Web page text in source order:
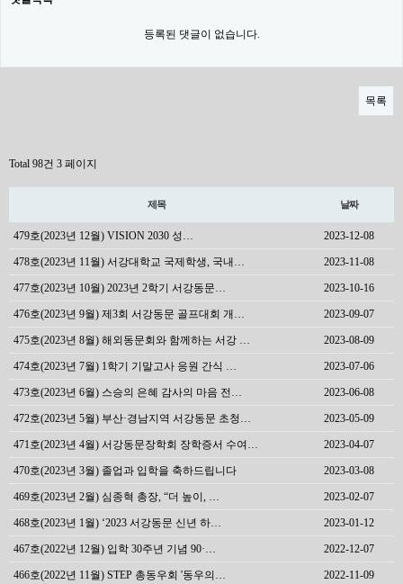
등록된 댓글이 없습니다.
목록
Total 98건 3 페이지
제목 날짜
479호(2023년 12월) VISION 2030 성… 2023-12-08
478호(2023년 11월) 서강대학교 국제학생, 국내… 2023-11-08
477호(2023년 10월) 2023년 2학기 서강동문… 2023-10-16
476호(2023년 9월) 제3회 서강동문 골프대회 개… 2023-09-07
475호(2023년 8월) 해외동문회와 함께하는 서강 … 2023-08-09
474호(2023년 7월) 1학기 기말고사 응원 간식 … 2023-07-06
473호(2023년 6월) 스승의 은혜 감사의 마음 전… 2023-06-08
472호(2023년 5월) 부산·경남지역 서강동문 초청… 2023-05-09
471호(2023년 4월) 서강동문장학회 장학증서 수여… 2023-04-07
470호(2023년 3월) 졸업과 입학을 축하드립니다 2023-03-08
469호(2023년 2월) 심종혁 총장, “더 높이, … 2023-02-07
468호(2023년 1월) ‘2023 서강동문 신년 하… 2023-01-12
467호(2022년 12월) 입학 30주년 기념 90·… 2022-12-07
466호(2022년 11월) STEP 총동우회 '동우의… 2022-11-09